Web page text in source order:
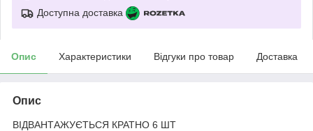
Доступна доставка
Опис Характеристики Відгуки про товар Доставка
Опис
ВІДВАНТАЖУЄТЬСЯ КРАТНО 6 ШТ